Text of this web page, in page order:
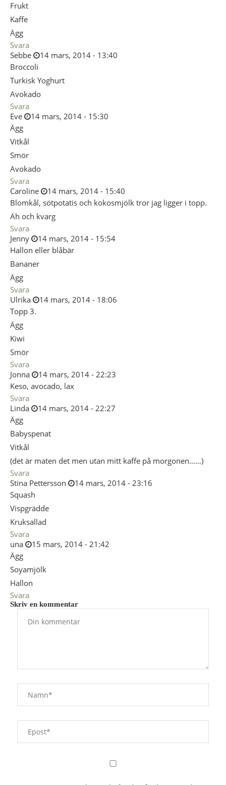
Frukt
Kaffe
Ägg
Svara
Sebbe
14 mars, 2014 - 13:40
Broccoli
Turkisk Yoghurt
Avokado
Svara
Eve
14 mars, 2014 - 15:30
Ägg
Vitkål
Smör
Avokado
Svara
Caroline
14 mars, 2014 - 15:40
Blomkål, sötpotatis och kokosmjölk tror jag ligger i topp.
Ah och kvarg
Svara
Jenny
14 mars, 2014 - 15:54
Hallon eller blåbär
Bananer
Ägg
Svara
Ulrika
14 mars, 2014 - 18:06
Topp 3.
Ägg
Kiwi
Smör
Svara
Jonna
14 mars, 2014 - 22:23
Keso, avocado, lax
Svara
Linda
14 mars, 2014 - 22:27
Ägg
Babyspenat
Vitkål
(det är maten det men utan mitt kaffe på morgonen……)
Svara
Stina Pettersson
14 mars, 2014 - 23:16
Squash
Vispgrädde
Kruksallad
Svara
una
15 mars, 2014 - 21:42
Ägg
Soyamjölk
Hallon
Svara
Skriv en kommentar